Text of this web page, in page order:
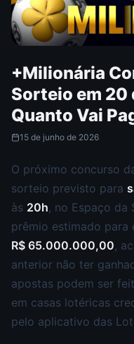
+Milionária
Sorteio em 20
Quanto Vai
15 de junho de 2026
O próximo concurso
sorteio previsto para
às 20h, no Espaço da
prêmio estimado para
R$ 65.000.000,00,
anterior não ter
apostas podem ser
em casas lotéricas
pelo aplicativo das